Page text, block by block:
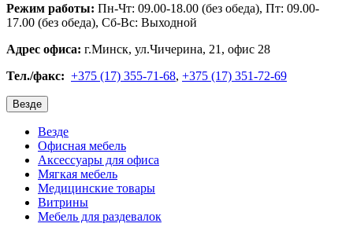
Режим работы: Пн-Чт: 09.00-18.00 (без обеда), Пт: 09.00-
17.00 (без обеда), Сб-Вс: Выходной
Адрес офиса: г.Минск, ул.Чичерина, 21, офис 28
Тел./факс: +375 (17) 355-71-68, +375 (17) 351-72-69
Везде
Везде
Офисная мебель
Аксессуары для офиса
Мягкая мебель
Медицинские товары
Витрины
Мебель для раздевалок